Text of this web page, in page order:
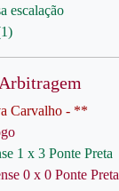
escalação
Arbitragem
Carvalho - **
1 x 3 Ponte Preta
0 x 0 Ponte Preta